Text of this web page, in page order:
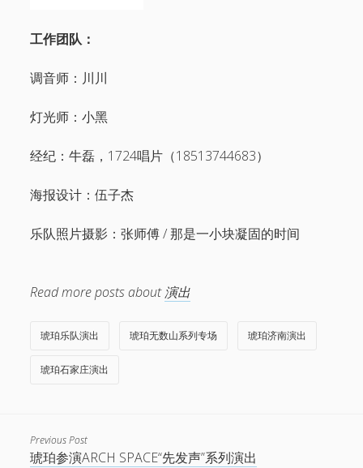
工作团队：
调音师：川川
灯光师：小黑
经纪：牛磊，1724唱片（18513744683）
海报设计：伍子杰
乐队照片摄影：张师傅 / 那是一小块凝固的时间
Read more posts about 演出
琥珀乐队演出 琥珀无数山系列专场 琥珀济南演出
琥珀石家庄演出
Previous Post
琥珀参演ARCH SPACE“先发声”系列演出